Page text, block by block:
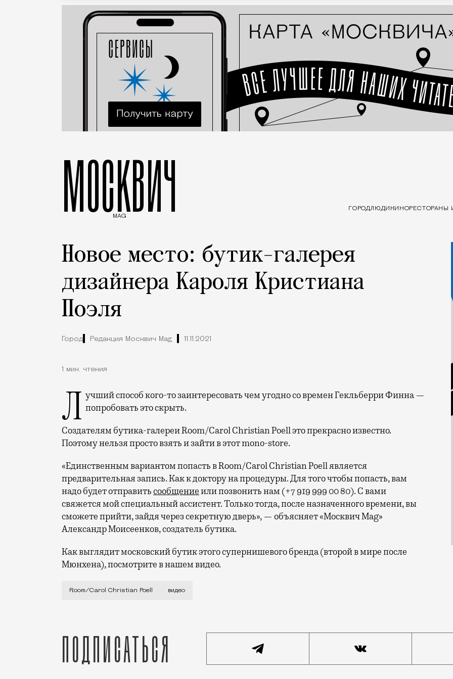
МОСКВИЧ
MAG
ГОРОДЛЮДИ КИНОРЕСТОРАНЫ
Новое место: бутик-галерея
дизайнера Кароля Кристиана
Поэля
Город Редакция Москвич Mag 11.11.2021
1 мин. чтения
Лучший способ кого-то заинтересовать чем угодно со времен Гекльберри Финна — попробовать это скрыть.
Создателям бутика-галереи Room/Carol Christian Poell это прекрасно известно.
Поэтому нельзя просто взять и зайти в этот mono-store.
«Единственным вариантом попасть в Room/Carol Christian Poell является
предварительная запись. Как к доктору на процедуры. Для того чтобы попасть, вам
надо будет отправитьсообщениеили позвонить нам (+7 919 999 00 80). С вами
свяжется мой специальный ассистент. Только тогда, после назначенного времени, вы
сможете прийти, зайдя через секретную дверь», — объясняет «Москвич Mag»
Александр Моисеенков, создатель бутика.
Как выглядит московский бутик этого супернишевого бренда (второй в мире после
Мюнхена), посмотрите в нашем видео.
Лучший способ кого-то заинтересовать чем угодно со времен Гекльберри Финна —
Room/Carol Christian Poell видео
Подписаться